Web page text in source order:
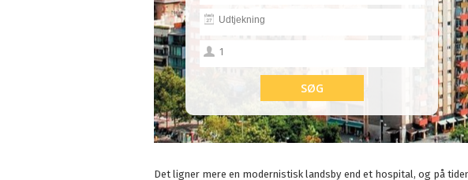
Det ligner mere en modernistisk landsby end et hospital, og på